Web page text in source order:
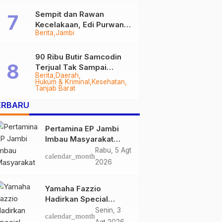
Berita Jambi
Sempit dan Rawan
Kecelakaan, Edi Purwanto
Targetkan Jalan Lintas
2028
Berita Daerah
Hukum & Kriminal
Kesehatan
Tanjab Barat
90 Ribu Butir Samcodin
Terjual Tak Sampai
Setahun, Indra Safari
Desak Audit Menyeluruh
Pertamina EP Jambi
Imbau Masyarakat
Tidak Beraktivitas di
Atas Jalur Pipa Migas
calendar_month
Rabu, 5 Agt
2026
Yamaha Fazzio
Hadirkan Special
Edition Sunset Blue,
Tampilkan Nuansa
calendar_month
Senin, 3